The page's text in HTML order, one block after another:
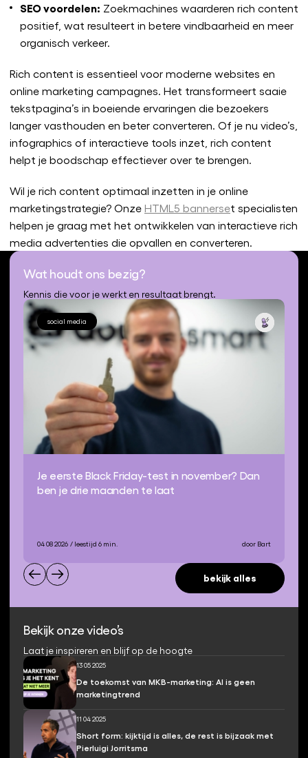
SEO voordelen: Zoekmachines waarderen rich content
positief, wat resulteert in betere vindbaarheid en meer
organisch verkeer.
Rich content is essentieel voor moderne websites en
online marketing campagnes. Het transformeert saaie
tekstpagina’s in boeiende ervaringen die bezoekers
langer vasthouden en beter converteren. Of je nu video’s,
infographics of interactieve tools inzet, rich content
helpt je boodschap effectiever over te brengen.
Wil je rich content optimaal inzetten in je online
marketingstrategie? Onze HTML5 bannerset specialisten
helpen je graag met het ontwikkelen van interactieve rich
media advertenties die opvallen en converteren.
Wat houdt ons bezig?
Kennis die voor je werkt en resultaat brengt.
social media
Je eerste Black Friday-test in november? Dan
ben je drie maanden te laat
04 08 2026 / leestijd 6 min. door Bart
bekijk alles
Bekijk onze video’s
Laat je inspireren en blijf op de hoogte
13 05 2025
De toekomst van MKB-marketing: AI is geen
marketingtrend
11 04 2025
Short form: kijktijd is alles, de rest is bijzaak met
Pierluigi Jorritsma